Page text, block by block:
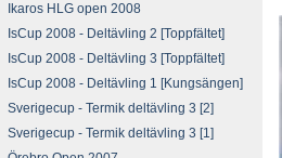
Ikaros HLG open 2008
IsCup 2008 - Deltävling 2 [Toppfältet]
IsCup 2008 - Deltävling 3 [Toppfältet]
IsCup 2008 - Deltävling 1 [Kungsängen]
Sverigecup - Termik deltävling 3 [2]
Sverigecup - Termik deltävling 3 [1]